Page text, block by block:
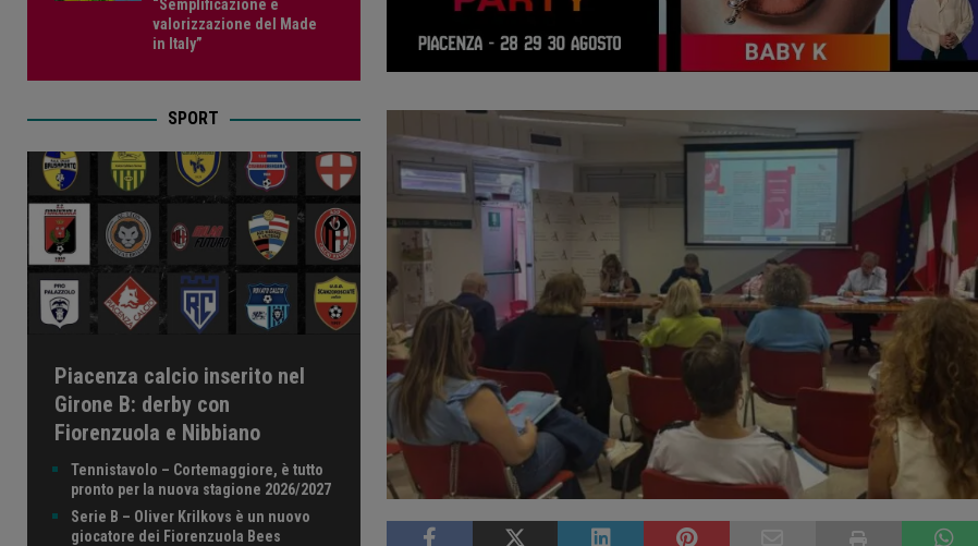
“Semplificazione e
valorizzazione del Made
in Italy”
SPORT
Piacenza calcio inserito nel
Girone B: derby con
Fiorenzuola e Nibbiano
Tennistavolo – Cortemaggiore, è tutto
pronto per la nuova stagione 2026/2027
Serie B – Oliver Krilkovs è un nuovo
giocatore dei Fiorenzuola Bees